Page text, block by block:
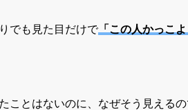
でも見た目だけで「この人かっこ
ことはないのに、なぜそう見えるの